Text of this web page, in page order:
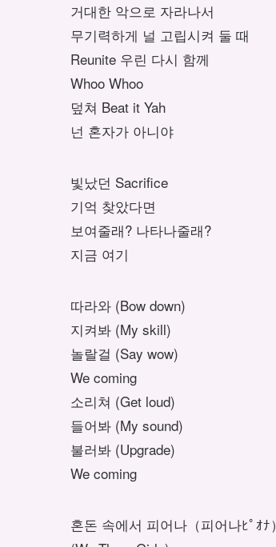
거대한 악으로 자라나서
무기력하게 널 고립시켜 둘 때
Reunite 우린 다시 함께
Whoo Whoo
덮쳐 Beat it Yah
넌 혼자가 아니야
빛났던 Sacrifice
기억 찾았다면
보여줄래? 나타나줄래?
지금 여기
따라와 (Bow down)
지켜봐 (My skill)
놀랄걸 (Say wow)
We coming
소리쳐 (Get loud)
들어봐 (My sound)
불러봐 (Upgrade)
We coming
혼돈 속에서 피어나 （피어나ﾋﾟｵﾅ）